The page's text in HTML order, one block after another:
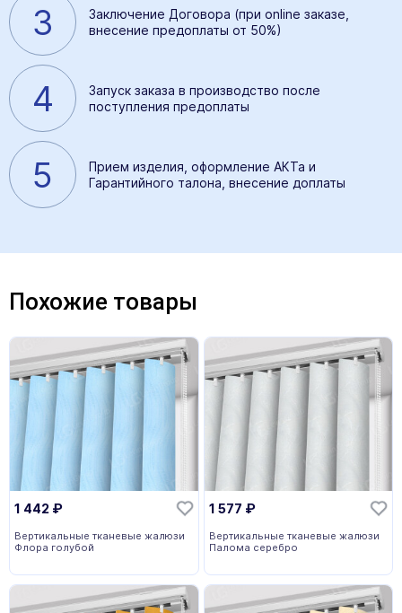
3
Заключение Договора (при online заказе,
внесение предоплаты от 50%)
4
Запуск заказа в производство после
поступления предоплаты
5
Прием изделия, оформление АКТа и
Гарантийного талона, внесение доплаты
Похожие товары
1 442 ₽
Вертикальные тканевые жалюзи
Флора голубой
1 577 ₽
Вертикальные тканевые жалюзи
Палома серебро